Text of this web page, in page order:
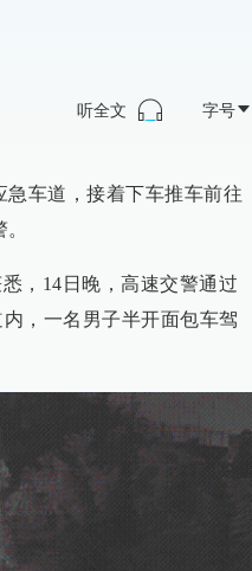
听全文 字号
车道，接着下车推车前往
，14日晚，高速交警通过
，一名男子半开面包车驾